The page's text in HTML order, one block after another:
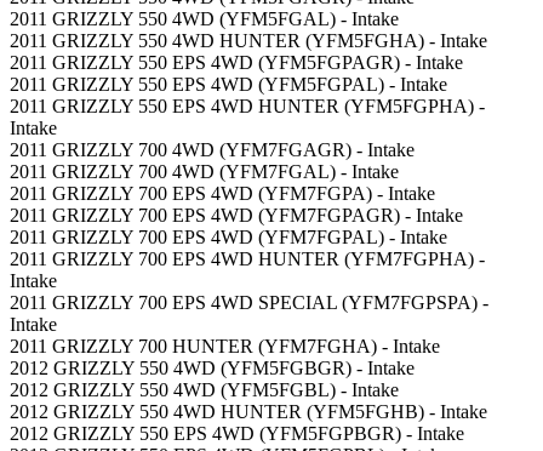
2011 GRIZZLY 550 4WD (YFM5FGAL) - Intake
2011 GRIZZLY 550 4WD HUNTER (YFM5FGHA) - Intake
2011 GRIZZLY 550 EPS 4WD (YFM5FGPAGR) - Intake
2011 GRIZZLY 550 EPS 4WD (YFM5FGPAL) - Intake
2011 GRIZZLY 550 EPS 4WD HUNTER (YFM5FGPHA) -
Intake
2011 GRIZZLY 700 4WD (YFM7FGAGR) - Intake
2011 GRIZZLY 700 4WD (YFM7FGAL) - Intake
2011 GRIZZLY 700 EPS 4WD (YFM7FGPA) - Intake
2011 GRIZZLY 700 EPS 4WD (YFM7FGPAGR) - Intake
2011 GRIZZLY 700 EPS 4WD (YFM7FGPAL) - Intake
2011 GRIZZLY 700 EPS 4WD HUNTER (YFM7FGPHA) -
Intake
2011 GRIZZLY 700 EPS 4WD SPECIAL (YFM7FGPSPA) -
Intake
2011 GRIZZLY 700 HUNTER (YFM7FGHA) - Intake
2012 GRIZZLY 550 4WD (YFM5FGBGR) - Intake
2012 GRIZZLY 550 4WD (YFM5FGBL) - Intake
2012 GRIZZLY 550 4WD HUNTER (YFM5FGHB) - Intake
2012 GRIZZLY 550 EPS 4WD (YFM5FGPBGR) - Intake